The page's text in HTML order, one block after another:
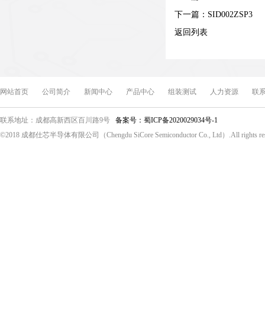
下一篇： SID002ZSP3
返回列表
网站首页 公司简介 新闻中心 产品中心 组装测试 人力资源 联
联系地址：成都高新西区百川路9号
备案号：蜀ICP备2020029034号-1
©2018 成都仕芯半导体有限公司（Chengdu SiCore Semiconductor Co., Ltd）.All rights